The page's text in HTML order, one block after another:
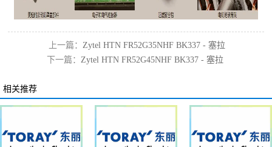
上一篇： Zytel HTN FR52G35NHF BK337 - 塞拉
尼斯PA6T/66
下一篇： Zytel HTN FR52G45NHF BK337 - 塞拉
相关推荐